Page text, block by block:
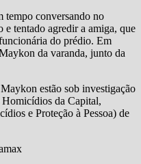
tempo conversando no
e tentado agredir a amiga, que
do prédio. Em
da varanda, junto da
estão sob investigação
da Capital,
e Proteção à Pessoa) de